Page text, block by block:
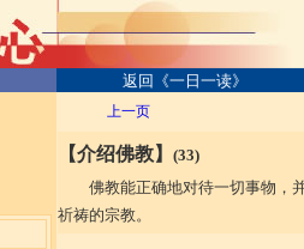
返回《一日一读》
上一页
【介绍佛教】 (33)
佛教能正确地对待一切事物，
祈祷的宗教。